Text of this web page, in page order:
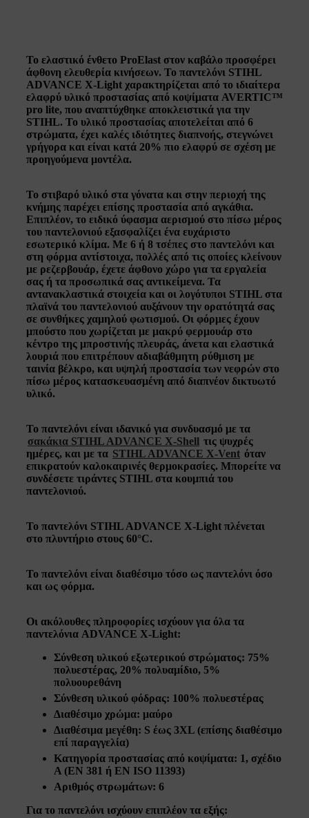
Το ελαστικό ένθετο ProElast στον καβάλο προσφέρει
άφθονη ελευθερία κινήσεων. Το παντελόνι STIHL
ADVANCE X-Light χαρακτηρίζεται από το ιδιαίτερα
ελαφρύ υλικό προστασίας από κοψίματα AVERTIC™
pro lite, που αναπτύχθηκε αποκλειστικά για την
STIHL. Το υλικό προστασίας αποτελείται από 6
στρώματα, έχει καλές ιδιότητες διαπνοής, στεγνώνει
γρήγορα και είναι κατά 20% πιο ελαφρύ σε σχέση με
προηγούμενα μοντέλα.
Το στιβαρό υλικό στα γόνατα και στην περιοχή της
κνήμης παρέχει επίσης προστασία από αγκάθια.
Επιπλέον, το ειδικό ύφασμα αερισμού στο πίσω μέρος
του παντελονιού εξασφαλίζει ένα ευχάριστο
εσωτερικό κλίμα. Με 6 ή 8 τσέπες στο παντελόνι και
στη φόρμα αντίστοιχα, πολλές από τις οποίες κλείνουν
με ρεζερβουάρ, έχετε άφθονο χώρο για τα εργαλεία
σας ή τα προσωπικά σας αντικείμενα. Τα
αντανακλαστικά στοιχεία και οι λογότυποι STIHL στα
πλαϊνά του παντελονιού αυξάνουν την ορατότητά σας
σε συνθήκες χαμηλού φωτισμού. Οι φόρμες έχουν
μπούστο που χωρίζεται με μακρύ φερμουάρ στο
κέντρο της μπροστινής πλευράς, άνετα και ελαστικά
λουριά που επιτρέπουν αδιαβάθμητη ρύθμιση με
ταινία βέλκρο, και υψηλή προστασία των νεφρών στο
πίσω μέρος κατασκευασμένη από διαπνέον δικτυωτό
υλικό.
Το παντελόνι είναι ιδανικό για συνδυασμό με τα
σακάκια STIHL ADVANCE X-Shell τις ψυχρές
ημέρες, και με τα STIHL ADVANCE X-Vent όταν
επικρατούν καλοκαιρινές θερμοκρασίες. Μπορείτε να
συνδέσετε τιράντες STIHL στα κουμπιά του
παντελονιού.
Το παντελόνι STIHL ADVANCE X-Light πλένεται
στο πλυντήριο στους 60°C.
Το παντελόνι είναι διαθέσιμο τόσο ως παντελόνι όσο
και ως φόρμα.
Οι ακόλουθες πληροφορίες ισχύουν για όλα τα
παντελόνια ADVANCE X-Light:
Σύνθεση υλικού εξωτερικού στρώματος: 75%
πολυεστέρας, 20% πολυαμίδιο, 5%
πολυουρεθάνη
Σύνθεση υλικού φόδρας: 100% πολυεστέρας
Διαθέσιμο χρώμα: μαύρο
Διαθέσιμα μεγέθη: S έως 3XL (επίσης διαθέσιμο
επί παραγγελία)
Κατηγορία προστασίας από κοψίματα: 1, σχέδιο
A (EN 381 ή EN ISO 11393)
Αριθμός στρωμάτων: 6
Για το παντελόνι ισχύουν επιπλέον τα εξής: